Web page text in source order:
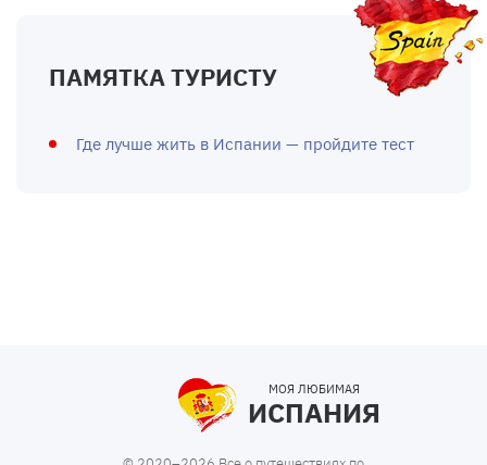
ПАМЯТКА ТУРИСТУ
Где лучше жить в Испании — пройдите тест
МОЯ ЛЮБИМАЯ
ИСПАНИЯ